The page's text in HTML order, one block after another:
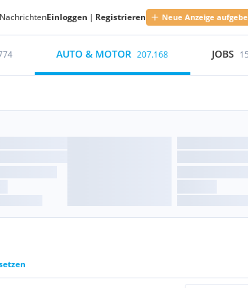
NachrichtenEinloggen | Registrieren Neue Anzeige
AUTO & MOTOR 207.168 JOBS